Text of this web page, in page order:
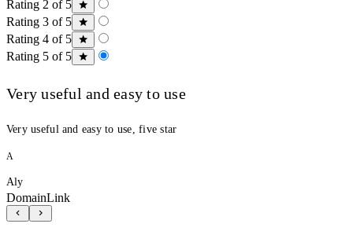
Rating 2 of 5
Rating 3 of 5
Rating 4 of 5
Rating 5 of 5
Very useful and easy to use
Very useful and easy to use, five star
A
Aly
DomainLink